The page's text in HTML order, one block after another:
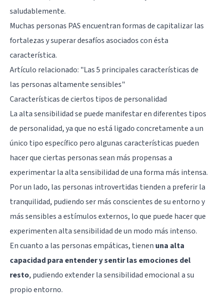
saludablemente.
Muchas personas PAS encuentran formas de capitalizar las
fortalezas y superar desafíos asociados con ésta
característica.
Artículo relacionado: "Las 5 principales características de
las personas altamente sensibles"
Características de ciertos tipos de personalidad
La alta sensibilidad se puede manifestar en diferentes tipos
de personalidad, ya que no está ligado concretamente a un
único tipo específico pero algunas características pueden
hacer que ciertas personas sean más propensas a
experimentar la alta sensibilidad de una forma más intensa.
Por un lado, las personas introvertidas tienden a preferir la
tranquilidad, pudiendo ser más conscientes de su entorno y
más sensibles a estímulos externos, lo que puede hacer que
experimenten alta sensibilidad de un modo más intenso.
En cuanto a las personas empáticas, tienen una alta
capacidad para entender y sentir las emociones del
resto, pudiendo extender la sensibilidad emocional a su
propio entorno.